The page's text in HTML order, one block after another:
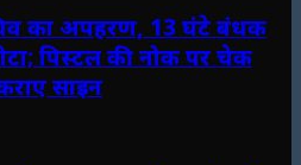
का अपहरण, 13 घंटे बंधक
पिस्टल की नोक पर चेक
साइन